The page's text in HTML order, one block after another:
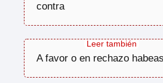
contra
A favor o en rechazo